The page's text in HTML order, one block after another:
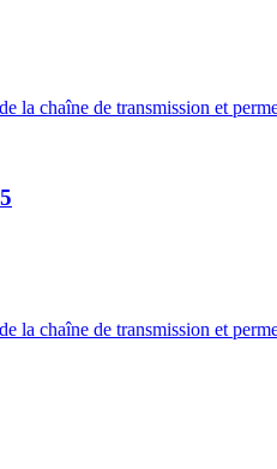
la chaîne de transmission et
la chaîne de transmission et